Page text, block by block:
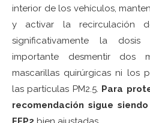
interior de los vehículos,
y activar la recirculación
significativamente la dosis
importante desmentir dos
mascarillas quirúrgicas ni los
las partículas PM2.5. Para
recomendación sigue